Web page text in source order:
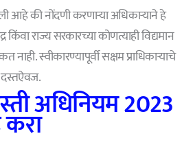
आहे की नोंदणी करणार्‍या अधिकाऱ्याने हे
राज्य सरकारच्या कोणत्याही विद्यमान
स्वीकारण्यापूर्वी सक्षम प्राधिकाऱ्याचे
दस्तऐवज.
अधिनियम 2023